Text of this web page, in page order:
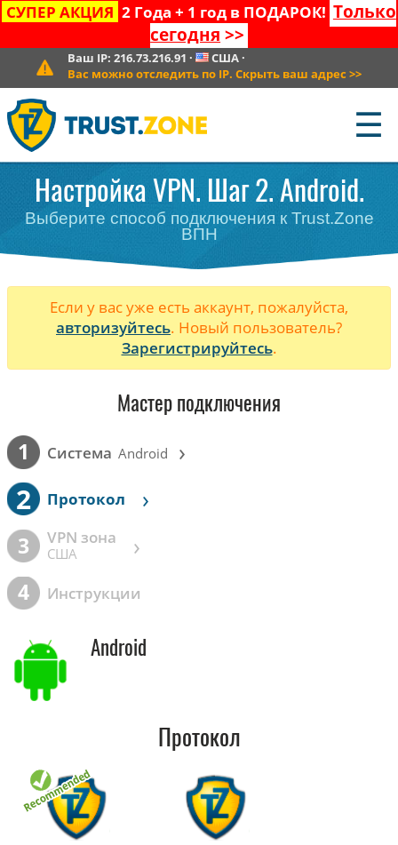
СУПЕР АКЦИЯ 2 Года + 1 год в ПОДАРОК! Только
сегодня >>
Ваш IP: 216.73.216.91 · США·
Вас можно отследить по IP. Скрыть ваш адрес >>
☰
Настройка VPN. Шаг 2. Android.
Выберите способ подключения к Trust.Zone
ВПН
Если у вас уже есть аккаунт, пожалуйста,
авторизуйтесь. Новый пользователь?
Зарегистрируйтесь.
Мастер подключения
1 Cистема Android ›
2 Протокол ›
3 VPN зона
США ›
4 Инструкции
Android
Протокол